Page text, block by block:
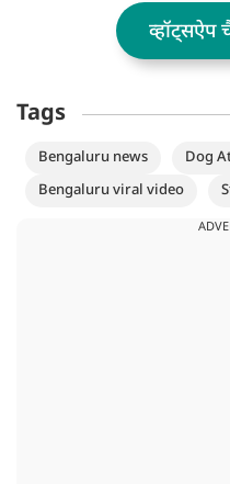
Tags
Bengaluru news Dog
Bengaluru viral video